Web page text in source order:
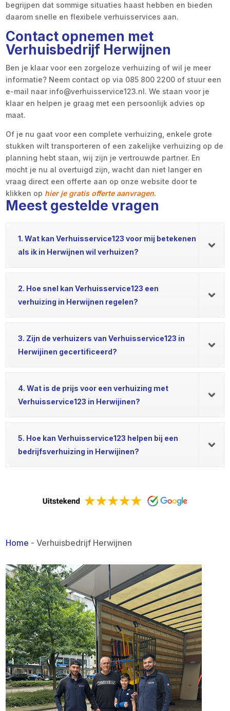
begrijpen dat sommige situaties haast hebben en bieden
daarom snelle en flexibele verhuisservices aan.
Contact opnemen met
Verhuisbedrijf Herwijnen
Ben je klaar voor een zorgeloze verhuizing of wil je meer
informatie? Neem contact op via 085 800 2200 of stuur een
e-mail naar info@verhuisservice123.nl. We staan voor je
klaar en helpen je graag met een persoonlijk advies op
maat.
Of je nu gaat voor een complete verhuizing, enkele grote
stukken wilt transporteren of een zakelijke verhuizing op de
planning hebt staan, wij zijn je vertrouwde partner. En
mocht je nu al overtuigd zijn, wacht dan niet langer en
vraag direct een offerte aan op onze website door te
klikken op hier je gratis offerte aanvragen.
Meest gestelde vragen
1. Wat kan Verhuisservice123 voor mij betekenen
als ik in Herwijnen wil verhuizen?
2. Hoe snel kan Verhuisservice123 een
verhuizing in Herwijnen regelen?
3. Zijn de verhuizers van Verhuisservice123 in
Herwijinen gecertificeerd?
4. Wat is de prijs voor een verhuizing met
Verhuisservice123 in Herwijinen?
5. Hoe kan Verhuisservice123 helpen bij een
bedrijfsverhuizing in Herwijinen?
Home -Verhuisbedrijf Herwijnen